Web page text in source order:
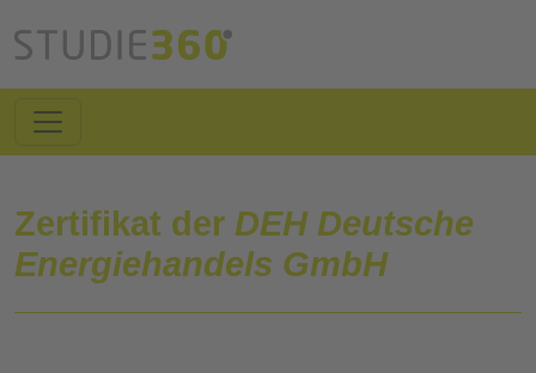
Zertifikat der DEH Deutsche
Energiehandels GmbH